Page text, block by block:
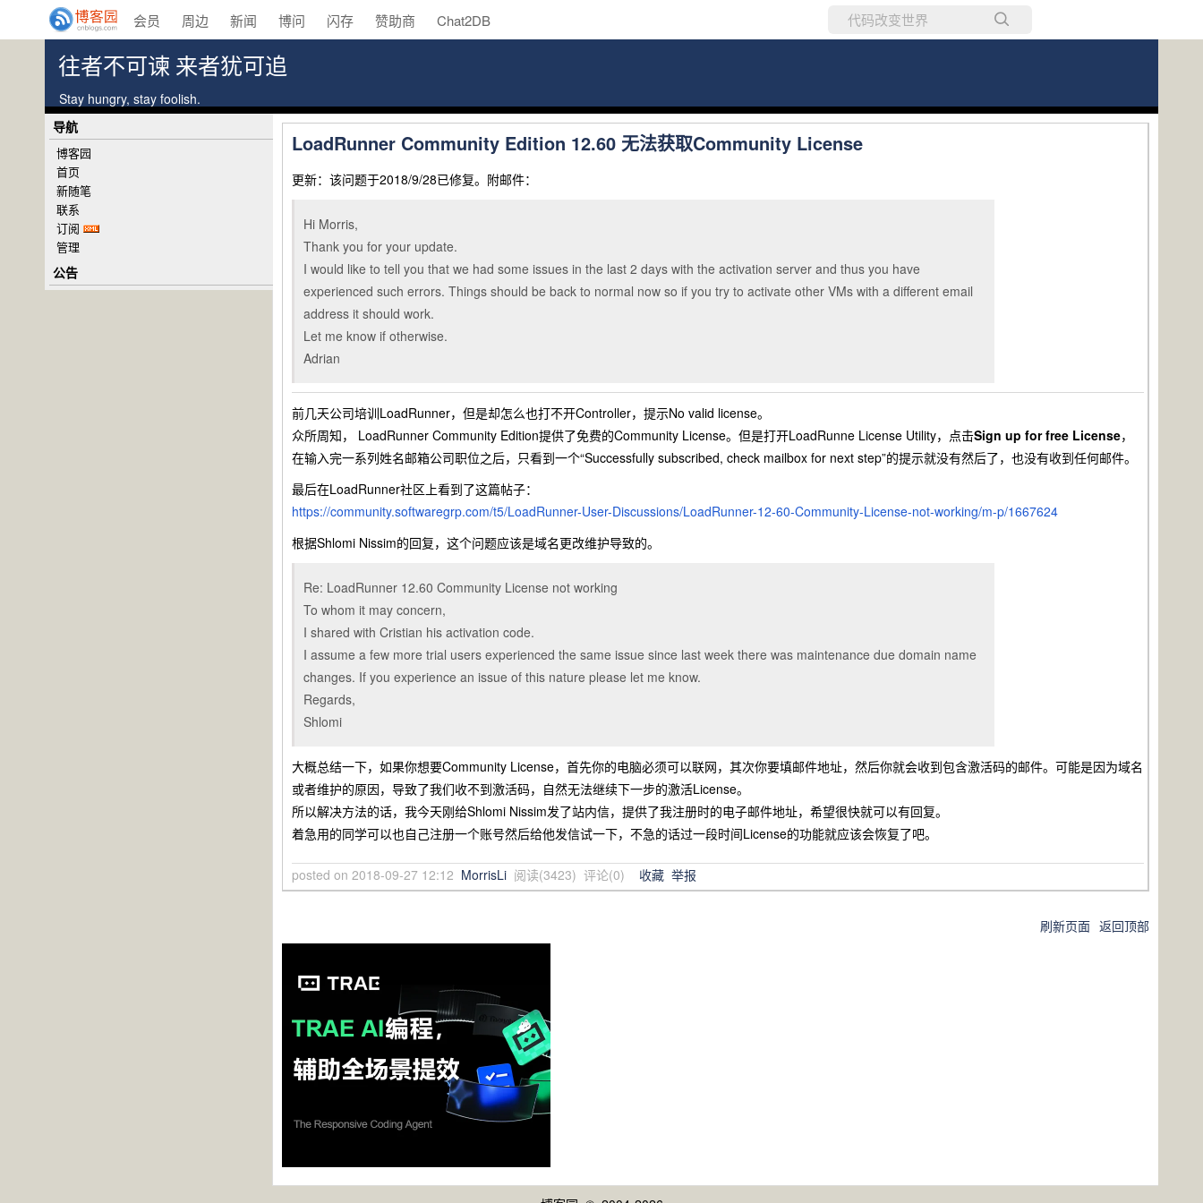
会员 周边 新闻 博问 闪存 赞助商 Chat2DB
往者不可谏 来者犹可追
Stay hungry, stay foolish.
LoadRunner Community Edition 12.60 无法获取Community License
更新：该问题于2018/9/28已修复。附邮件：
Hi Morris,
Thank you for your update.
I would like to tell you that we had some issues in the last 2 days with the activation server and thus you have
experienced such errors. Things should be back to normal now so if you try to activate other VMs with a different email
address it should work.
Let me know if otherwise.
Adrian
前几天公司培训LoadRunner，但是却怎么也打不开Controller，提示No valid license。
众所周知， LoadRunner Community Edition提供了免费的Community License。但是打开LoadRunne License Utility，点击Sign up for free License，
在输入完一系列姓名邮箱公司职位之后，只看到一个“Successfully subscribed, check mailbox for next step”的提示就没有然后了，也没有收到任何邮件。
最后在LoadRunner社区上看到了这篇帖子：
https://community.softwaregrp.com/t5/LoadRunner-User-Discussions/LoadRunner-12-60-Community-License-not-working/m-p/1667624
根据Shlomi Nissim的回复，这个问题应该是域名更改维护导致的。
Re: LoadRunner 12.60 Community License not working
To whom it may concern,
I shared with Cristian his activation code.
I assume a few more trial users experienced the same issue since last week there was maintenance due domain name
changes. If you experience an issue of this nature please let me know.
Regards,
Shlomi
大概总结一下，如果你想要Community License，首先你的电脑必须可以联网，其次你要填邮件地址，然后你就会收到包含激活码的邮件。可能是因为域名
或者维护的原因，导致了我们收不到激活码，自然无法继续下一步的激活License。
所以解决方法的话，我今天刚给Shlomi Nissim发了站内信，提供了我注册时的电子邮件地址，希望很快就可以有回复。
着急用的同学可以也自己注册一个账号然后给他发信试一下，不急的话过一段时间License的功能就应该会恢复了吧。
posted on 2018-09-27 12:12 MorrisLi 阅读(3423) 评论(0) 收藏 举报
刷新页面 返回顶部
导航
博客园
首页
新随笔
联系
订阅
管理
公告